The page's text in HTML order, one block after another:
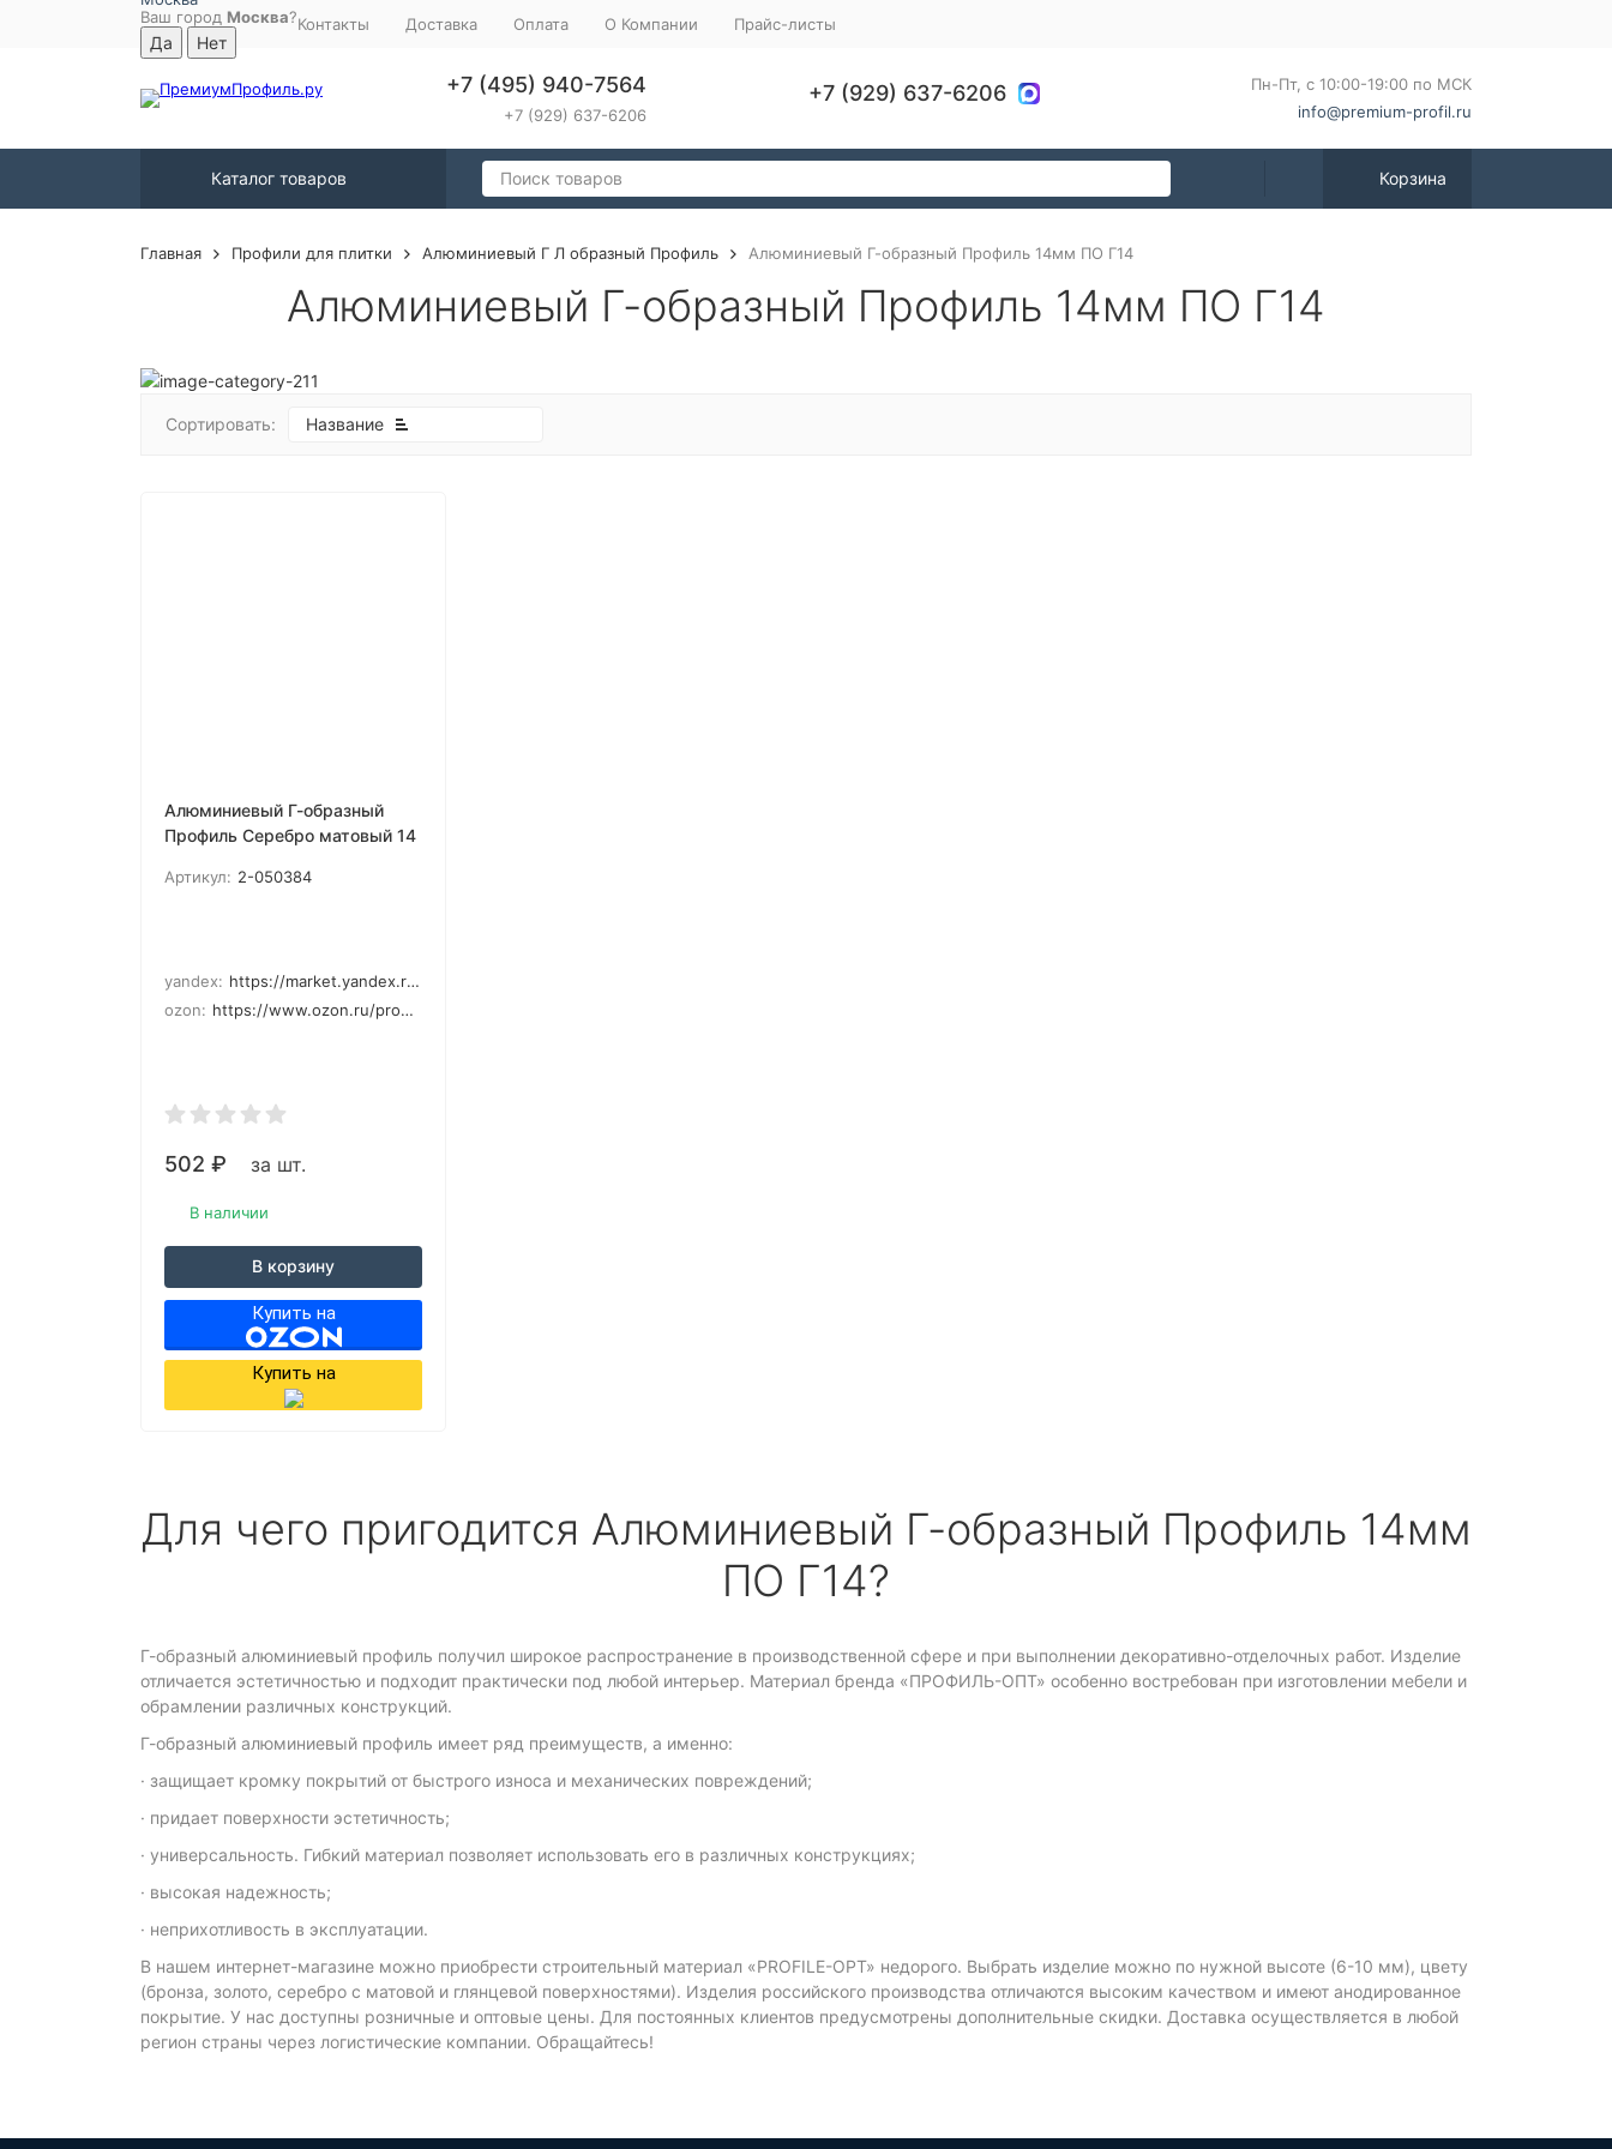
Ваш город Москва?Контакты Доставка Оплата О Компании Прайс-листы
+7 (495) 940-7564
+7 (929) 637-6206
+7 (929) 637-6206
Пн-Пт, с 10:00-19:00 по МСК
info@premium-profil.ru
Каталог товаров Корзина
Главная Профили для плитки Алюминиевый Г Л образный Профиль Алюминиевый Г-образный Профиль 14мм ПО Г14
Алюминиевый Г-образный Профиль 14мм ПО Г14
Сортировать: Название
Алюминиевый Г-образный
Профиль Серебро матовый 14
Артикул: 2-050384
yandex: https://market.yandex.ru/cc/7WyGae
ozon: https://www.ozon.ru/product/alyuminievyy-g-obraznyy-profil-dlya-plitki-po-g14mm-serebro-mat-2-7m-dlina-1282588397/
502 ₽ за шт.
В наличии
В корзину
Купить на
Купить на
Для чего пригодится Алюминиевый Г-образный Профиль 14мм
ПО Г14?
Г-образный алюминиевый профиль получил широкое распространение в производственной сфере и при выполнении декоративно-отделочных работ. Изделие
отличается эстетичностью и подходит практически под любой интерьер. Материал бренда «ПРОФИЛЬ-ОПТ» особенно востребован при изготовлении мебели и
обрамлении различных конструкций.
Г-образный алюминиевый профиль имеет ряд преимуществ, а именно:
· защищает кромку покрытий от быстрого износа и механических повреждений;
· придает поверхности эстетичность;
· универсальность. Гибкий материал позволяет использовать его в различных конструкциях;
· высокая надежность;
· неприхотливость в эксплуатации.
В нашем интернет-магазине можно приобрести строительный материал «PROFILE-OPT» недорого. Выбрать изделие можно по нужной высоте (6-10 мм), цвету
(бронза, золото, серебро с матовой и глянцевой поверхностями). Изделия российского производства отличаются высоким качеством и имеют анодированное
покрытие. У нас доступны розничные и оптовые цены. Для постоянных клиентов предусмотрены дополнительные скидки. Доставка осуществляется в любой
регион страны через логистические компании. Обращайтесь!